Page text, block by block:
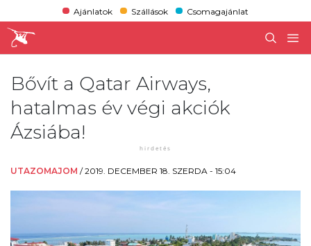
Ajánlatok Szállások Csomagajánlat
Bővít a Qatar Airways,
hatalmas év végi akciók
Ázsiába!
UTAZOMAJOM /2019. DECEMBER 18. SZERDA - 15:04